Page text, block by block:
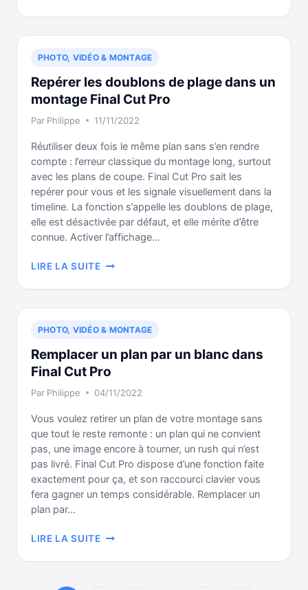
GÉNÉRATEUR
DE
SUR
FINAL
CUT
PRO
EN
ÉTAPES
PHOTO, VIDÉO & MONTAGE
Repérer les doublons de plage dans un
montage Final Cut Pro
Par Philippe 11/11/2022
Réutiliser deux fois le même plan sans s’en rendre
compte : l’erreur classique du montage long, surtout
avec les plans de coupe. Final Cut Pro sait les
repérer pour vous et les signale visuellement dans la
timeline. La fonction s’appelle les doublons de plage,
elle est désactivée par défaut, et elle mérite d’être
connue. Activer l’affichage…
LIRE LA SUITEREPÉRER
DOUBLONS
DE
DANS
UN
MONTAGE
FINAL
CUT
PHOTO, VIDÉO & MONTAGE
Remplacer un plan par un blanc dans
Final Cut Pro
Par Philippe 04/11/2022
Vous voulez retirer un plan de votre montage sans
que tout le reste remonte : un plan qui ne convient
pas, une image encore à tourner, un rush qui n’est
pas livré. Final Cut Pro dispose d’une fonction faite
exactement pour ça, et son raccourci clavier vous
fera gagner un temps considérable. Remplacer un
plan par…
LIRE LA SUITEREMPLACER
PLAN